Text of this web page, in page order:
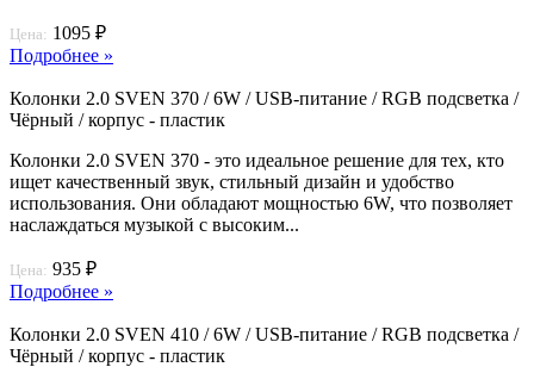
Цена: 1095 ₽
Подробнее »
Колонки 2.0 SVEN 370 / 6W / USB-питание / RGB подсветка /
Чёрный / корпус - пластик
Колонки 2.0 SVEN 370 - это идеальное решение для тех, кто
ищет качественный звук, стильный дизайн и удобство
использования. Они обладают мощностью 6W, что позволяет
наслаждаться музыкой с высоким...
Цена: 935 ₽
Подробнее »
Колонки 2.0 SVEN 410 / 6W / USB-питание / RGB подсветка /
Чёрный / корпус - пластик